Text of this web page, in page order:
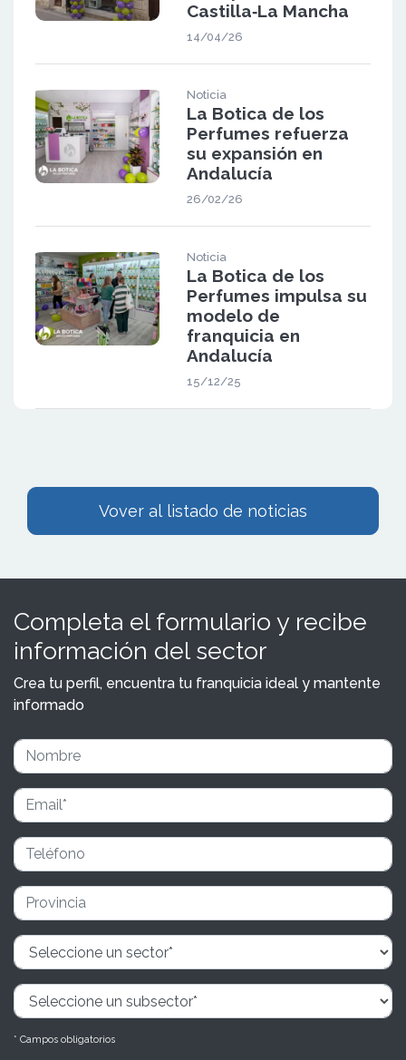
Castilla‑La Mancha
14/04/26
Noticia
La Botica de los
Perfumes refuerza
su expansión en
Andalucía
26/02/26
Noticia
La Botica de los
Perfumes impulsa su
modelo de
franquicia en
Andalucía
15/12/25
Vover al listado de noticias
Completa el formulario y recibe
información del sector
Crea tu perfil, encuentra tu franquicia ideal y mantente
informado
* Campos obligatorios